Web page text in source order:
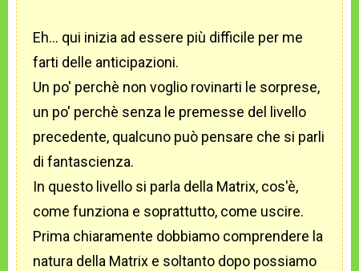
Eh... qui inizia ad essere più difficile per me
farti delle anticipazioni.
Un po' perchè non voglio rovinarti le sorprese,
un po' perchè senza le premesse del livello
precedente, qualcuno può pensare che si parli
di fantascienza.
In questo livello si parla della Matrix, cos'è,
come funziona e soprattutto, come uscire.
Prima chiaramente dobbiamo comprendere la
natura della Matrix e soltanto dopo possiamo